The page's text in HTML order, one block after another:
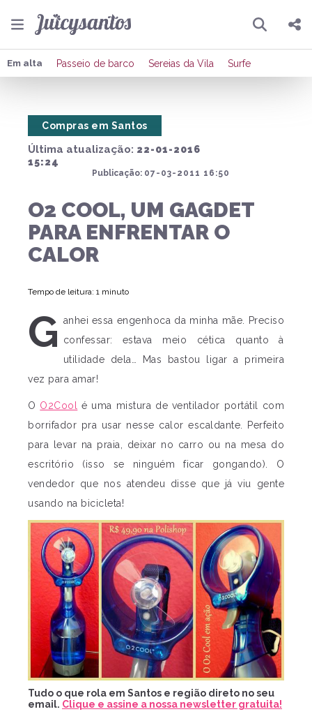
Pesquisar
Compartilhar
Em alta Passeio de barco Sereias da Vila Surfe
Última atualização: 22-01-2016
15:24
Publicação: 07-03-2011 16:50
Compras em Santos
O2 COOL, UM GAGDET
PARA ENFRENTAR O
CALOR
Tempo de leitura: 1 minuto
G anhei essa engenhoca da minha mãe. Preciso
confessar: estava meio cética quanto à
utilidade dela… Mas bastou ligar a primeira
vez para amar!
O O2Cool
é uma mistura de ventilador portátil com
borrifador pra usar nesse calor escaldante. Perfeito
para levar na praia, deixar no carro ou na mesa do
escritório (isso se ninguém ficar gongando). O
vendedor que nos atendeu disse que já viu gente
usando na bicicleta!
Tudo o que rola em Santos e região direto no seu
email. Clique e assine a nossa newsletter gratuita!